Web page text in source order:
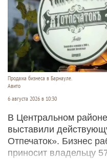
Продажа бизнеса в Барнауле.
Авито
6 августа 2026 в 10:30
В Центральном
выставили
Отпечаток». Бизнес
приносит владельцу